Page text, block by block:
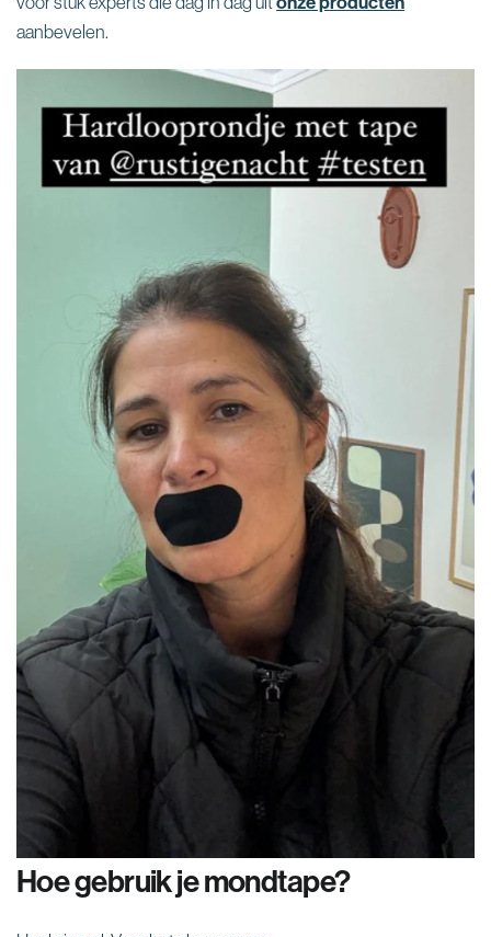
aanbevelen.
Hoe gebruik je mondtape?